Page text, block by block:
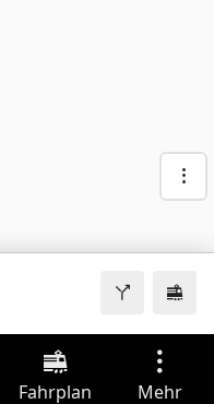
Fahrplan Mehr